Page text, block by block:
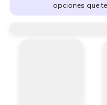
opciones que